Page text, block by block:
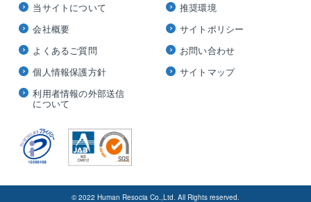
当サイトについて
会社概要
よくあるご質問
個人情報保護方針
利用者情報の外部送信
について
推奨環境
サイトポリシー
お問い合わせ
サイトマップ
© 2022 Human Resocia Co.,Ltd. All Rights reserved.